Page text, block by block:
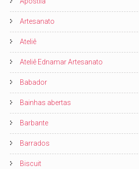
Artesanato
Ateliê
Ateliê Ednamar Artesanato
Babador
Bainhas abertas
Barbante
Barrados
Biscuit